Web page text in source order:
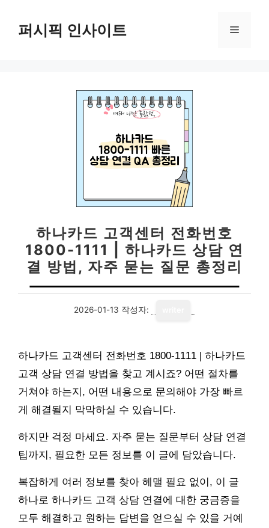
퍼시픽 인사이트 메
하나카드 고객센터 전화번호
1800-1111 | 하나카드 상담 연
결 방법, 자주 묻는 질문 총정리
2026-01-13 작성자:
하나카드 고객센터 전화번호 1800-1111 | 하나카드
고객 상담 연결 방법을 찾고 계시죠? 어떤 절차를
거쳐야 하는지, 어떤 내용으로 문의해야 가장 빠르
게 해결될지 막막하실 수 있습니다.
하지만 걱정 마세요. 자주 묻는 질문부터 상담 연결
팁까지, 필요한 모든 정보를 이 글에 담았습니다.
복잡하게 여러 정보를 찾아 헤맬 필요 없이, 이 글
하나로 하나카드 고객 상담 연결에 대한 궁금증을
모두 해결하고 원하는 답변을 얻으실 수 있을 거예